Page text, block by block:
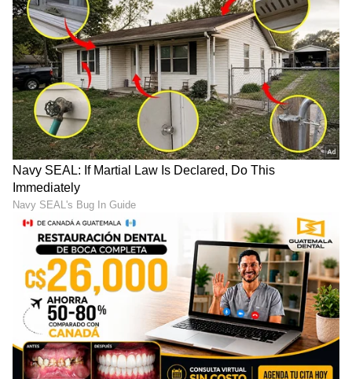
ಸ್ಮಾರ್ಟ್‌ಫೋನ್‌ಗಳುಮತ್ತು AI ನಿಂದ ಸೈಬರ್‌ ಭದ್ರತೆ
ಮತ್ತುವಿಜ್ಞಾನದ ಪ್ರಗತಿಯವರೆಗೆ ಇತ್ತೀಚಿನ ಟೆಕ್ನಾಲಜಿ
(Technology News in Kannada) ಬಗ್ಗೆ
ನಿರಂತರವಾದ ಅಪ್‌ಡೇಟ್‌. ಡಿಜಿಟಲ್ ಟ್ರೆಂಡ್‌ಗಳ ಕುರಿತು
ತಜ್ಞರ ಮಾತುಗಳು, ವಿವರವಾದ ಮಾಹಿತಿ ಮತ್ತು ಬ್ರೇಕಿಂಗ್
ನ್ಯೂಸ್‌ ಸಿಗುವ ಏಕೈಕ ತಾಣ ಏಷ್ಯಾನೆಟ್‌ ಸುವರ್ಣ
ನ್ಯೂಸ್‌. ಹೊಸಗ್ಯಾಜೆಟ್‌
ರಿಲೀಸ್‌ ಆಯ್ತಾ? ಹೊಸ
ಸ್ಟಾರ್ಟ್‌ಅಪ್‌ಗಳು ಬಂದಿದ್ಯಾ? ಭವಿಷ್ಯವನ್ನು ಬದಲಿಸುವ
ಟೆಕ್‌ ಪಾಲಿಸಿ ಯಾವುದು? ಇವುಗಳ ಇಂಚಿಂಚೂ ಮಾಹಿತಿ
ಸಿಗಲಿದೆ. ಟೆಕ್‌ ಎಕ್ಸ್‌ಪ್ಲೇನರ್ಸ್‌ ಹಾಗೂ ಗ್ಯಾಜೆಟ್‌ ಡೆಮೋ
ವಿಡಿಯೋಗಳು ಕೂಡ ನೀವು ಕಾಣಬಹುದು.
ABOUT THE AUTHOR
GK Gowthami K
ಒನ್ ಇಂಡಿಯಾ, ಡೈಲಿಹಂಟ್‌, ವಿಜಯ ಕರ್ನಾಟಕ ವೆಬ್‌, ಈಗ
ಏಷ್ಯಾನೆಟ್ ಕನ್ನಡ ಸೇರಿ 10 ವರ್ಷಗಳಿಂದಲೂ ಡಿಜಿಟಲ್
ಮಾಧ್ಯಮದಲ್ಲಿದ್ದೇನೆ. ಉಜಿರೆಯ ಎಸ್‌ಡಿಎಂನಲ್ಲಿ ಪತ್ರಿಕೋದ್ಯಮದಲ್ಲಿ
ಸ್ನಾತಕೋತ್ತರ ಪದವಿಯಾಗಿದೆ. ಸುಳ್ಯ ತಾಲೂಕಿನ ಕುಕ್ಕುಜಡ್ಕದವಳು.
ಉದ್ಯೋಗ, ರಾಜಕೀಯ, ದೇಶ-ವಿದೇಶ, ವಿಜ್ಞಾನ ಮತ್ತು ವಾಣಿಜ್ಯ,
ಸಿನೆಮಾವೆಂದರೆ ಹೆಚ್ಚು ಆಸಕ್ತಿ. ಹಿನ್ನೆಲೆ ಧ್ವನಿ ನೀಡುವುದು ಹವ್ಯಾಸ.
ಕೃತಕ ಬುದ್ಧಿಮತ್ತೆ ಉದ್ಯೋಗಗಳು ಸುದ್ದಿ